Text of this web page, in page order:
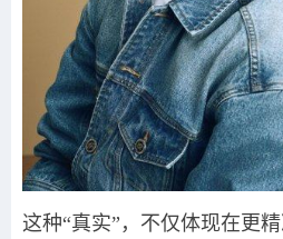
这种“真实”，不仅体现在更